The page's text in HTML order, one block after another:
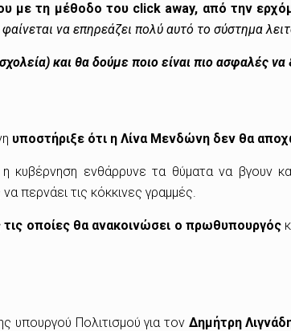
με τη μέθοδο του click away, από την
να επηρεάζει πολύ αυτό το σύστημα
και θα δούμε ποιο είναι πιο ασφαλές να
υποστήριξε ότι η Λίνα Μενδώνη δεν θα
ενθάρρυνε τα θύματα να βγουν
περνάει τις κόκκινες γραμμές.
οποίες θα ανακοινώσει ο πρωθυπουργός
υπουργού Πολιτισμού για τονΔημήτρη